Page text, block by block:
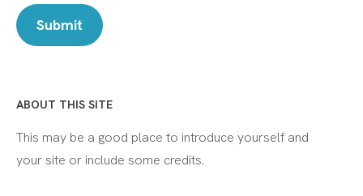
ABOUT THIS SITE
This may be a good place to introduce yourself and
your site or include some credits.